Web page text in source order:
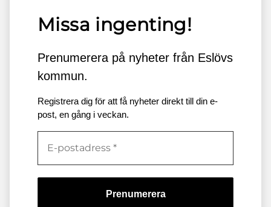
Missa ingenting!
Prenumerera på nyheter från Eslövs
kommun.
Registrera dig för att få nyheter direkt till din e-
post, en gång i veckan.